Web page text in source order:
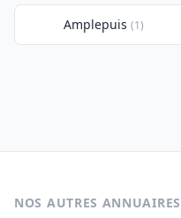
Amplepuis (1)
NOS AUTRES ANNUAIRES